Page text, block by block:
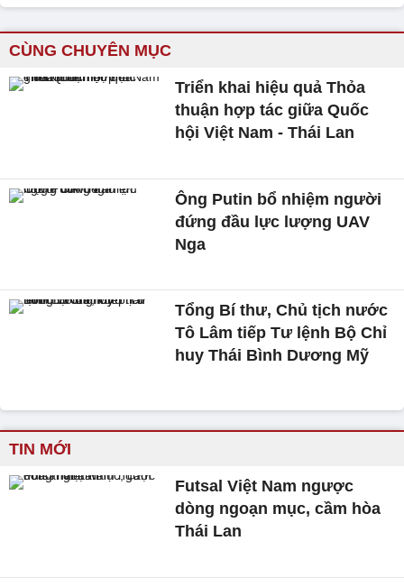
CÙNG CHUYÊN MỤC
Triển khai hiệu quả Thỏa
thuận hợp tác giữa Quốc
hội Việt Nam - Thái Lan
Ông Putin bổ nhiệm người
đứng đầu lực lượng UAV
Nga
Tổng Bí thư, Chủ tịch nước
Tô Lâm tiếp Tư lệnh Bộ Chỉ
huy Thái Bình Dương Mỹ
TIN MỚI
Futsal Việt Nam ngược
dòng ngoạn mục, cầm hòa
Thái Lan